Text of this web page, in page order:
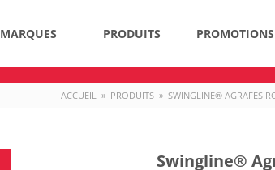
MARQUES PRODUITS PROMOTIONS
ACCUEIL » PRODUITS » SWINGLINE® AGRAFES
Swingline®